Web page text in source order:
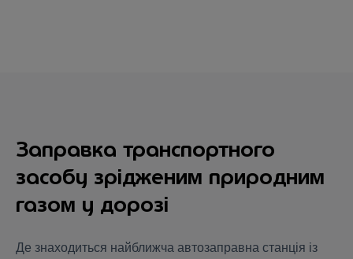
Заправка транспортного
засобу зрідженим природним
газом у дорозі
Де знаходиться найближча автозаправна станція із